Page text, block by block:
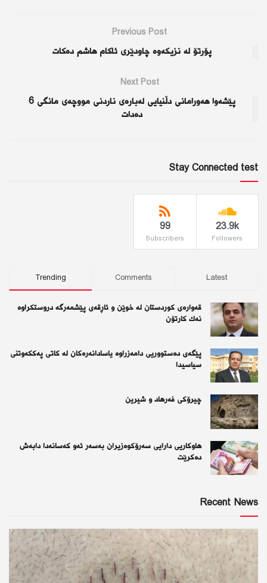
Previous Post
پۆرتۆ لە نزیكەوە چاودێری ئاكام هاشم دەكات
Next Post
پێشەوا هەورامانی دڵنیایی لەبارەی ناردنی مووچەی مانگی 6
دەدات
Stay Connected test
23.9k
Followers
99
Subscribers
Trending Comments Latest
قەوارەی كوردستان لە خوێن و ئاڕقەی پێشمەرگە دروستكراوە
نەك كارتۆن
پێگەی دەستووریی دامەزراوە یاسادانەرەكان لە كاتی پەككەوتنی
سیاسیدا
چیرۆكی فەرهاد و شیرین
هاوکاریی دارایی سەرۆکوەزیران بەسەر ئەو كەسانەدا دابەش
دەکرێت
Recent News